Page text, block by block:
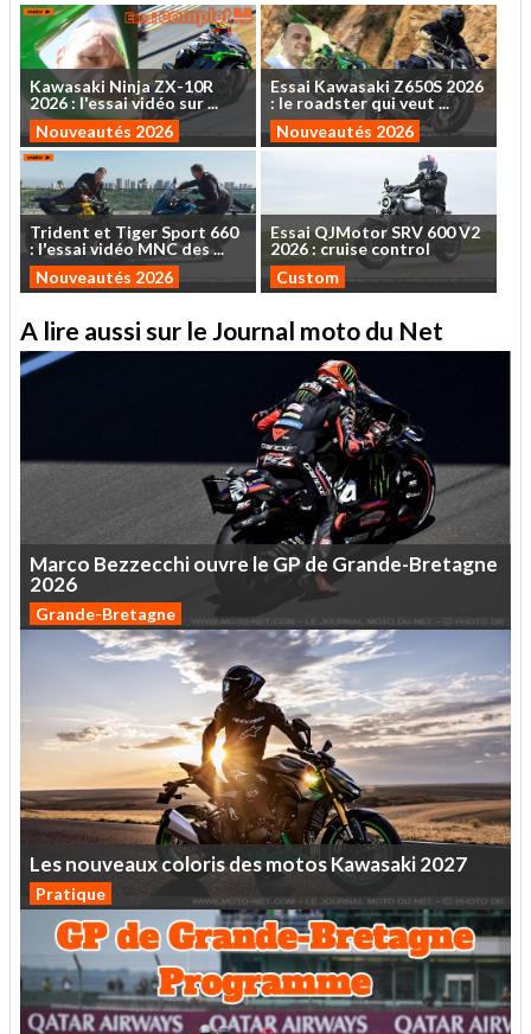
Kawasaki NinjaZX-10R
2026: l'essaividéo sur...
Nouveautés 2026
Essai KawasakiZ650S 2026
: le roadsterquiveut ...
Nouveautés 2026
Trident et TigerSport 660
: l'essaividéoMNCdes...
Nouveautés 2026
EssaiQJMotorSRV 600V2
2026 : cruise control
Custom
A lire aussi sur le Journal moto du Net
Marco Bezzecchiouvre leGPde Grande-Bretagne
2026
Grande-Bretagne
LesnouveauxcolorisdesmotosKawasaki2027
Pratique